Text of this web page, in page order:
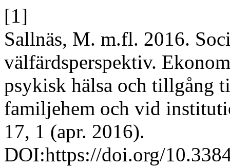
[1]
Sallnäs, M. m.fl. 2016.
välfärdsperspektiv.
psykisk hälsa och tillgång
familjehem och vid
17, 1 (apr. 2016).
DOI:https://doi.org/